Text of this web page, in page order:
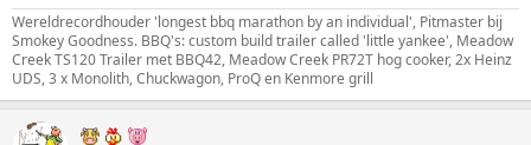
Wereldrecordhouder 'longest bbq marathon by an individual', Pitmaster bij
Smokey Goodness. BBQ's: custom build trailer called 'little yankee', Meadow
Creek TS120 Trailer met BBQ42, Meadow Creek PR72T hog cooker, 2x Heinz
UDS, 3 x Monolith, Chuckwagon, ProQ en Kenmore grill